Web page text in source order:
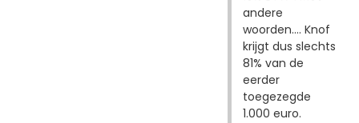
andere
woorden.... Knof
krijgt dus slechts
81% van de
eerder
toegezegde
1.000 euro.